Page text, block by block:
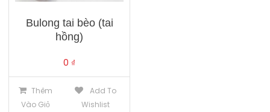
Bulong tai bèo (tai
hồng)
0 ₫
Thêm
Vào Giỏ
Add To
Wishlist